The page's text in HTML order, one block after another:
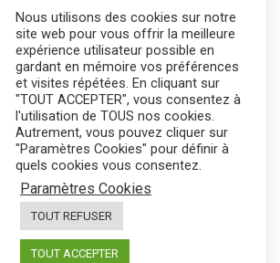
légales
Nous utilisons des cookies sur notre
site web pour vous offrir la meilleure
expérience utilisateur possible en
gardant en mémoire vos préférences
et visites répétées. En cliquant sur
"TOUT ACCEPTER", vous consentez à
l'utilisation de TOUS nos cookies.
Autrement, vous pouvez cliquer sur
"Paramètres Cookies" pour définir à
quels cookies vous consentez.
Paramètres Cookies
TOUT REFUSER
TOUT ACCEPTER